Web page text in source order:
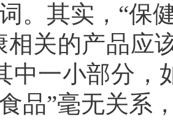
。其实，“保
相关的产品应
中一小部分，
品”毫无关系